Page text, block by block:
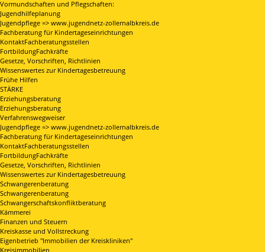
Vormundschaften und Pflegschaften:
Jugendhilfeplanung
Jugendpflege => www.jugendnetz-zollernalbkreis.de
Fachberatung für Kindertageseinrichtungen
KontaktFachberatungsstellen
FortbildungFachkräfte
Gesetze, Vorschriften, Richtlinien
Wissenswertes zur Kindertagesbetreuung
Frühe Hilfen
STÄRKE
Erziehungsberatung
Erziehungsberatung
Verfahrenswegweiser
Jugendpflege => www.jugendnetz-zollernalbkreis.de
Fachberatung für Kindertageseinrichtungen
KontaktFachberatungsstellen
FortbildungFachkräfte
Gesetze, Vorschriften, Richtlinien
Wissenswertes zur Kindertagesbetreuung
Schwangerenberatung
Schwangerenberatung
Schwangerschaftskonfliktberatung
Kämmerei
Finanzen und Steuern
Kreiskasse und Vollstreckung
Eigenbetrieb "Immobilien der Kreiskliniken"
Kreisimmobilien